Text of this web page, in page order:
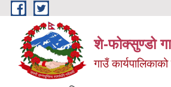
Skip to main content
शे-फोक्सुण्डो
गाउँ